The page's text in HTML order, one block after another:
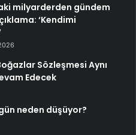
milyarderden gündem
‘Kendimi
Sözleşmesi Aynı
Edecek
neden düşüyor?